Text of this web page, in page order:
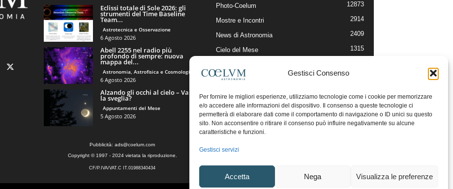
Gestisci Consenso
Per fornire le migliori esperienze, utilizziamo tecnologie come i cookie per memorizzare
e/o accedere alle informazioni del dispositivo. Il consenso a queste tecnologie ci
permetterà di elaborare dati come il comportamento di navigazione o ID unici su questo
sito. Non acconsentire o ritirare il consenso può influire negativamente su alcune
caratteristiche e funzioni.
Gestisci servizi
Accetta Nega Visualizza le preferenze
Eclissi totale di Sole 2026: gli
strumenti del Time Baseline
Team...
Astrotecnica e Osservazione
6 Agosto 2026
Abell 2255 nel radio più
profondo di sempre: nuova
mappa del...
Astronomia, Astrofisica e Cosmologia
6 Agosto 2026
Alzando gli occhi al cielo – Vale
la sveglia?
Appuntamenti del Mese
5 Agosto 2026
Photo-Coelum 12873
Mostre e Incontri 2914
News di Astronomia 2409
Cielo del Mese 1315
Articoli e Risorse On-Line
Il Blog della Redazione
Pubblicità: ads@coelum.com
Copyright © 1997 - 2024 vietata la riproduzione.
CF/P.IVA/VAT.C IT.01988340434